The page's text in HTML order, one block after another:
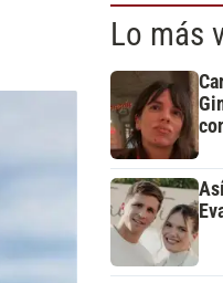
Lo más